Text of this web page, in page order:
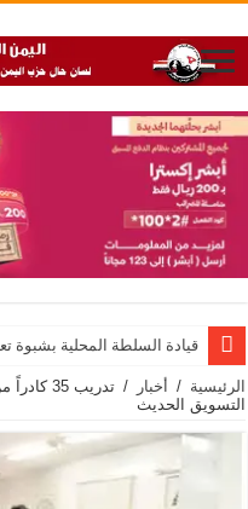
قيادة السلطة المحلية بشبوة
الرئيسية / أخبار /
تدريب
التسويق الحديث